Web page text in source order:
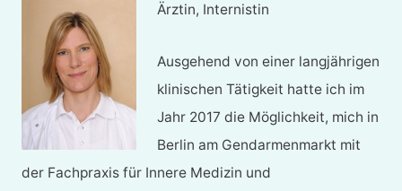
Ärztin, Internistin
Ausgehend von einer langjährigen
klinischen Tätigkeit hatte ich im
Jahr 2017 die Möglichkeit, mich in
Berlin am Gendarmenmarkt mit
der Fachpraxis für Innere Medizin und